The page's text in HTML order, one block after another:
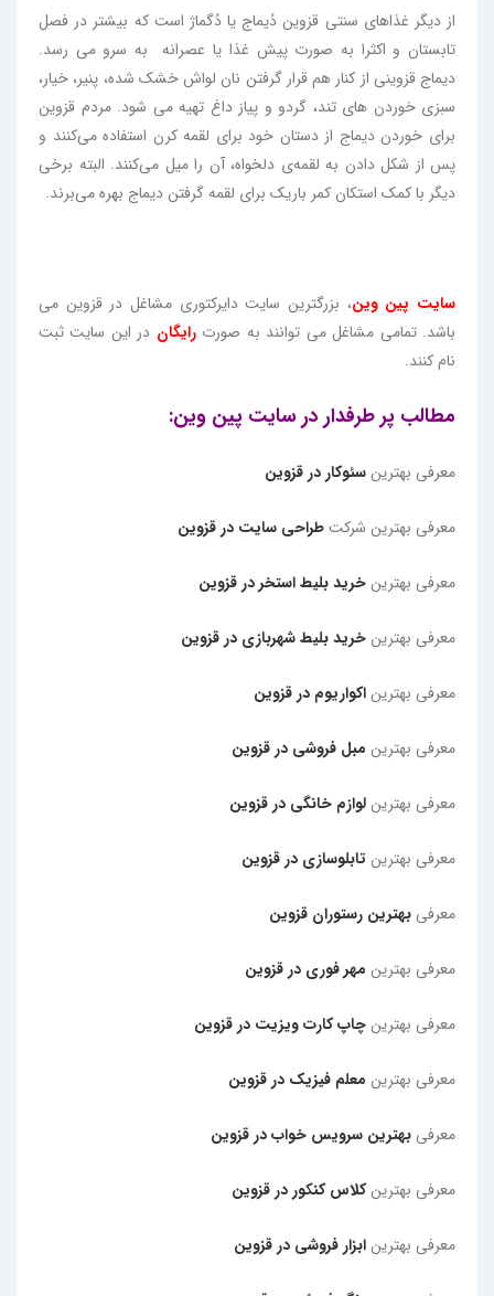
از دیگر غذاهای سنتی قزوین دُیماج یا دُگماژ است که بیشتر در فصل
تابستان و اکثرا به صورت پیش غذا یا عصرانه به سرو می رسد.
دیماج قزوینی از کنار هم قرار گرفتن نان لواش خشک شده، پنیر، خیار،
سبزی خوردن های تند، گردو و پیاز داغ تهیه می شود. مردم قزوین
برای خوردن دیماج از دستان خود برای لقمه کرن استفاده می‌کنند و
پس از شکل دادن به لقمه‌ی دلخواه، آن را میل می‌کنند. البته برخی
دیگر با کمک استکان کمر باریک برای لقمه گرفتن دیماج بهره می‌برند.
سایت پین وین، بزرگترین سایت دایرکتوری مشاغل در قزوین می
باشد. تمامی مشاغل می توانند به صورترایگان در این سایت ثبت
نام کنند.
مطالب پر طرفدار در سایت پین وین:
معرفی بهترین سئوکار در قزوین
معرفی بهترین شرکتطراحی سایت در قزوین
معرفی بهترین خرید بلیط استخر در قزوین
معرفی بهترین خرید بلیط شهربازی در قزوین
معرفی بهترین اکواریوم در قزوین
معرفی بهترین مبل فروشی در قزوین
معرفی بهترین لوازم خانگی در قزوین
معرفی بهترین تابلوسازی در قزوین
معرفی بهترین رستوران قزوین
معرفی بهترین مهر فوری در قزوین
معرفی بهترین چاپ کارت ویزیت در قزوین
معرفی بهترین معلم فیزیک در قزوین
معرفی بهترین سرویس خواب در قزوین
معرفی بهترینکلاس کنکور در قزوین
معرفی بهترین ابزار فروشی در قزوین